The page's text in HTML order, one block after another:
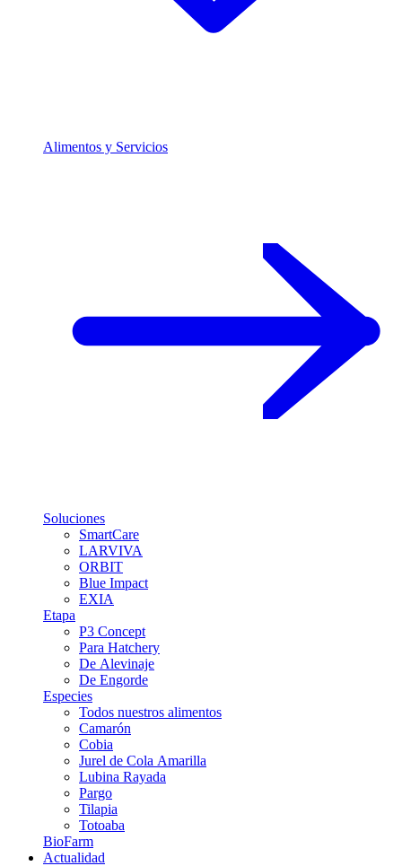
Alimentos y Servicios
Soluciones
SmartCare
LARVIVA
ORBIT
Blue Impact
EXIA
Etapa
P3 Concept
Para Hatchery
De Alevinaje
De Engorde
Especies
Todos nuestros alimentos
Camarón
Cobia
Jurel de Cola Amarilla
Lubina Rayada
Pargo
Tilapia
Totoaba
BioFarm
Actualidad